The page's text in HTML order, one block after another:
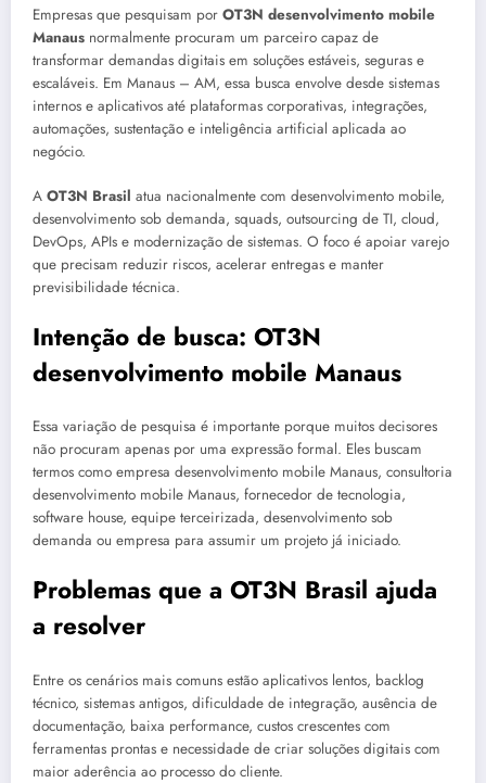
Empresas que pesquisam por OT3N desenvolvimento mobile
Manaus normalmente procuram um parceiro capaz de
transformar demandas digitais em soluções estáveis, seguras e
escaláveis. Em Manaus – AM, essa busca envolve desde sistemas
internos e aplicativos até plataformas corporativas, integrações,
automações, sustentação e inteligência artificial aplicada ao
negócio.
A OT3N Brasil atua nacionalmente com desenvolvimento mobile,
desenvolvimento sob demanda, squads, outsourcing de TI, cloud,
DevOps, APIs e modernização de sistemas. O foco é apoiar varejo
que precisam reduzir riscos, acelerar entregas e manter
previsibilidade técnica.
Intenção de busca: OT3N
desenvolvimento mobile Manaus
Essa variação de pesquisa é importante porque muitos decisores
não procuram apenas por uma expressão formal. Eles buscam
termos como empresa desenvolvimento mobile Manaus, consultoria
desenvolvimento mobile Manaus, fornecedor de tecnologia,
software house, equipe terceirizada, desenvolvimento sob
demanda ou empresa para assumir um projeto já iniciado.
Problemas que a OT3N Brasil ajuda
a resolver
Entre os cenários mais comuns estão aplicativos lentos, backlog
técnico, sistemas antigos, dificuldade de integração, ausência de
documentação, baixa performance, custos crescentes com
ferramentas prontas e necessidade de criar soluções digitais com
maior aderência ao processo do cliente.